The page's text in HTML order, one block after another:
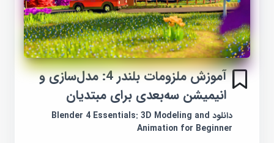
آموزش ملزومات بلندر 4: مدل‌سازی و
انیمیشن سه‌بعدی برای مبتدیان
دانلود Blender 4 Essentials: 3D Modeling and
Animation for Beginner